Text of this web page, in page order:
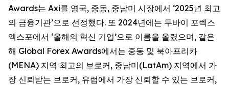
Awards는 Axi를 영국, 중동, 중남미 시장에서 ‘2025년 최고
의 금융기관’으로 선정했다. 또 2024년에는 두바이 포렉스
엑스포에서 ‘올해의 혁신 기업’으로 이름을 올렸으며, 같은
해 Global Forex Awards에서는 중동 및 북아프리카
(MENA) 지역 최고의 브로커, 중남미(LatAm) 지역에서 가
장 신뢰받는 브로커, 유럽에서 가장 신뢰할 수 있는 브로커,